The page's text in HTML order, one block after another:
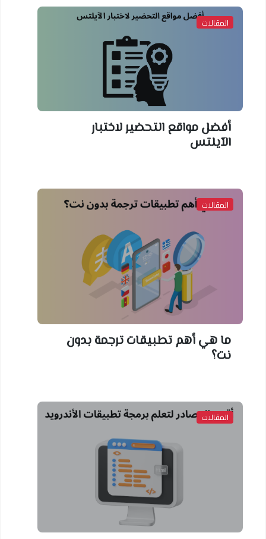
المقالات
أفضل مواقع التحضير لاختبار
الآيلتس
المقالات
ما هي أهم تطبيقات ترجمة بدون
نت؟
المقالات